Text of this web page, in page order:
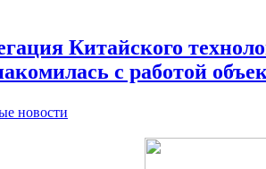
Китайского
с работой
новости